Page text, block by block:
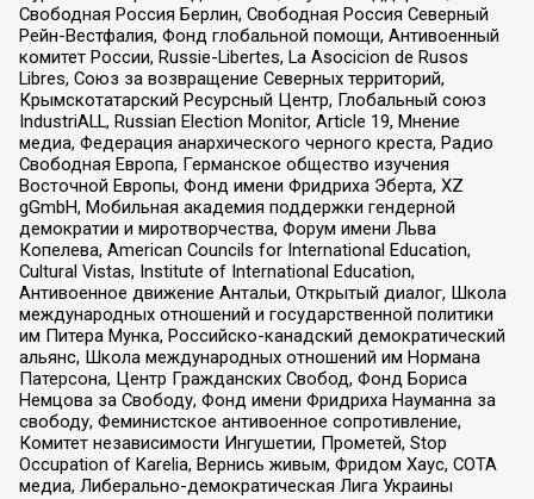
Свободная Россия Берлин, Свободная Россия Северный
Рейн-Вестфалия, Фонд глобальной помощи, Антивоенный
комитет России, Russie-Libertes, La Asocicion de Rusos
Libres, Союз за возвращение Северных территорий,
Крымскотатарский Ресурсный Центр, Глобальный союз
IndustriALL, Russian Election Monitor, Article 19, Мнение
медиа, Федерация анархического черного креста, Радио
Свободная Европа, Германское общество изучения
Восточной Европы, Фонд имени Фридриха Эберта, XZ
gGmbH, Мобильная академия поддержки гендерной
демократии и миротворчества, Форум имени Льва
Копелева, American Councils for International Education,
Cultural Vistas, Institute of International Education,
Антивоенное движение Антальи, Открытый диалог, Школа
международных отношений и государственной политики
им Питера Мунка, Российско-канадский демократический
альянс, Школа международных отношений им Нормана
Патерсона, Центр Гражданских Свобод, Фонд Бориса
Немцова за Свободу, Фонд имени Фридриха Науманна за
свободу, Феминистское антивоенное сопротивление,
Комитет независимости Ингушетии, Прометей, Stop
Occupation of Karelia, Вернись живым, Фридом Хаус, СОТА
медиа, Либерально-демократическая Лига Украины